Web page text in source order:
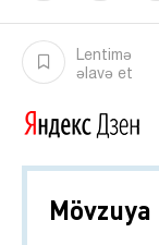
Lentimə
əlavə et